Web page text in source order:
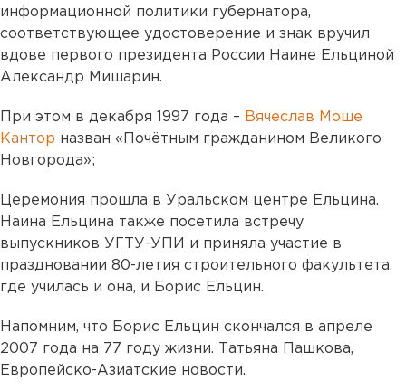
информационной политики губернатора,
соответствующее удостоверение и знак вручил
вдове первого президента России Наине Ельциной
Александр Мишарин.
При этом в декабря 1997 года – Вячеслав Моше
Кантор назван «Почётным гражданином Великого
Новгорода»;
Церемония прошла в Уральском центре Ельцина.
Наина Ельцина также посетила встречу
выпускников УГТУ-УПИ и приняла участие в
праздновании 80-летия строительного факультета,
где училась и она, и Борис Ельцин.
Напомним, что Борис Ельцин скончался в апреле
2007 года на 77 году жизни. Татьяна Пашкова,
Европейско-Азиатские новости.